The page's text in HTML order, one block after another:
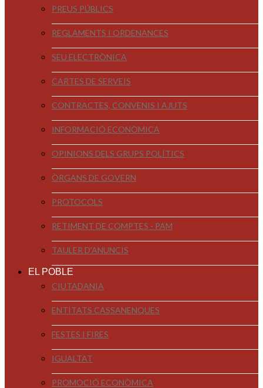
PREUS PÚBLICS
REGLAMENTS I ORDENANCES
SEU ELECTRÒNICA
CARTES DE SERVEIS
CONTRACTES, CONVENIS I AJUTS
INFORMACIÓ ECONÒMICA
OPINIONS DELS GRUPS POLÍTICS
ÒRGANS DE GOVERN
PROTOCOLS
RETIMENT DE COMPTES - PAM
TAULER D'ANUNCIS
EL POBLE
CIUTADANIA
ENTITATS CASSANENQUES
FESTES I FIRES
IGUALTAT
PROMOCIÓ ECONÒMICA